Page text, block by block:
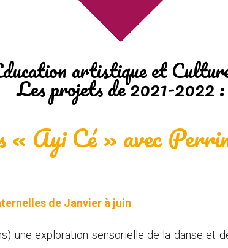
artistique et
Les projets de 2021-2022 :
« Ayi Cé » avec
de Janvier à juin
une exploration sensorielle de la danse et